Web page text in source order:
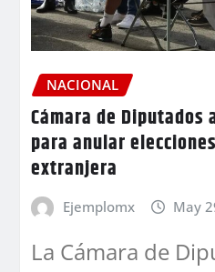
NACIONAL
Cámara de
para anular
extranjera
Ejemplomx May
La Cámara de